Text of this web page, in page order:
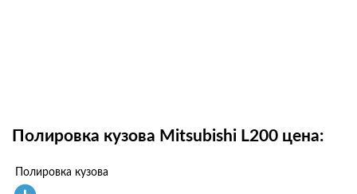
руб
Полировка кузова Mitsubishi L200 цена:
Полировка кузова